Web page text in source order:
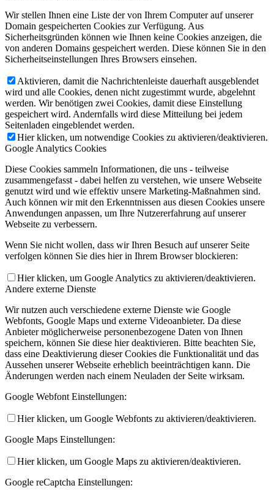
Wir stellen Ihnen eine Liste der von Ihrem Computer auf unserer
Domain gespeicherten Cookies zur Verfügung. Aus
Sicherheitsgründen können wie Ihnen keine Cookies anzeigen, die
von anderen Domains gespeichert werden. Diese können Sie in den
Sicherheitseinstellungen Ihres Browsers einsehen.
Aktivieren, damit die Nachrichtenleiste dauerhaft ausgeblendet
wird und alle Cookies, denen nicht zugestimmt wurde, abgelehnt
werden. Wir benötigen zwei Cookies, damit diese Einstellung
gespeichert wird. Andernfalls wird diese Mitteilung bei jedem
Seitenladen eingeblendet werden.
Hier klicken, um notwendige Cookies zu aktivieren/deaktivieren.
Google Analytics Cookies
Diese Cookies sammeln Informationen, die uns - teilweise
zusammengefasst - dabei helfen zu verstehen, wie unsere Webseite
genutzt wird und wie effektiv unsere Marketing-Maßnahmen sind.
Auch können wir mit den Erkenntnissen aus diesen Cookies unsere
Anwendungen anpassen, um Ihre Nutzererfahrung auf unserer
Webseite zu verbessern.
Wenn Sie nicht wollen, dass wir Ihren Besuch auf unserer Seite
verfolgen können Sie dies hier in Ihrem Browser blockieren:
Hier klicken, um Google Analytics zu aktivieren/deaktivieren.
Andere externe Dienste
Wir nutzen auch verschiedene externe Dienste wie Google
Webfonts, Google Maps und externe Videoanbieter. Da diese
Anbieter möglicherweise personenbezogene Daten von Ihnen
speichern, können Sie diese hier deaktivieren. Bitte beachten Sie,
dass eine Deaktivierung dieser Cookies die Funktionalität und das
Aussehen unserer Webseite erheblich beeinträchtigen kann. Die
Änderungen werden nach einem Neuladen der Seite wirksam.
Google Webfont Einstellungen:
Hier klicken, um Google Webfonts zu aktivieren/deaktivieren.
Google Maps Einstellungen:
Hier klicken, um Google Maps zu aktivieren/deaktivieren.
Google reCaptcha Einstellungen: